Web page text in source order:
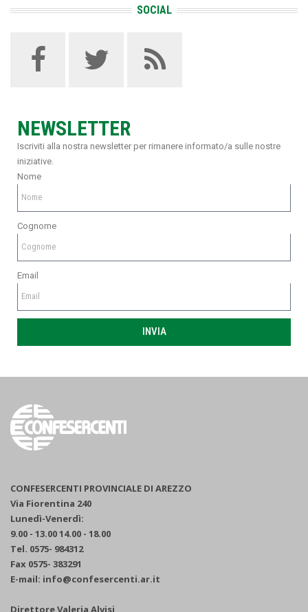
SOCIAL
NEWSLETTER
Iscriviti alla nostra newsletter per rimanere informato/a sulle nostre
iniziative.
Nome
Cognome
Email
INVIA
CONFESERCENTI PROVINCIALE DI AREZZO
Via Fiorentina 240
Lunedì-Venerdì:
9.00 - 13.00 14.00 - 18.00
Tel. 0575- 984312
Fax 0575- 383291
E-mail: info@confesercenti.ar.it
Direttore Valeria Alvisi